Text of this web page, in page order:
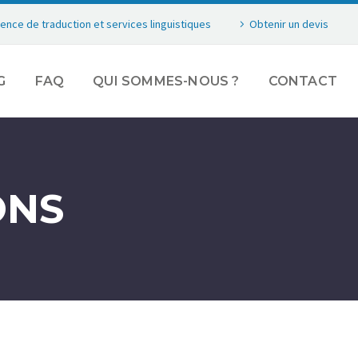
de traduction et services linguistiques Obtenir un devis
FAQ QUI SOMMES-NOUS ? CONTACT